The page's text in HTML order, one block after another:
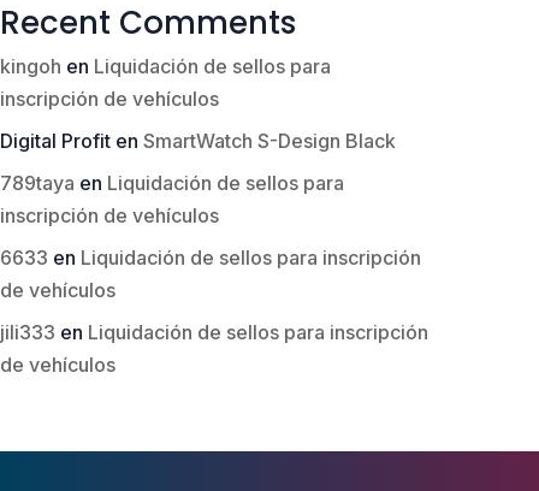
Recent Comments
kingoh en Liquidación de sellos para
inscripción de vehículos
Digital Profit en SmartWatch S-Design Black
789taya en Liquidación de sellos para
inscripción de vehículos
6633 en Liquidación de sellos para inscripción
de vehículos
jili333 en Liquidación de sellos para inscripción
de vehículos